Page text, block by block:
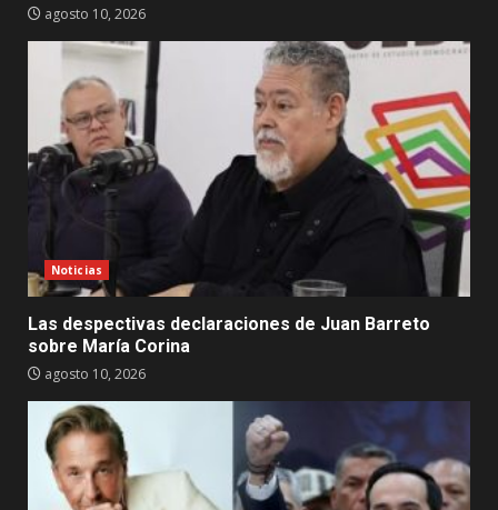
agosto 10, 2026
Noticias
Las despectivas declaraciones de Juan Barreto
sobre María Corina
agosto 10, 2026